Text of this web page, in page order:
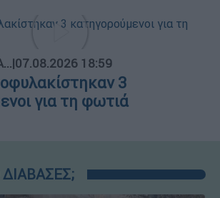
|07.08.2026 18:59
3
για τη φωτιά